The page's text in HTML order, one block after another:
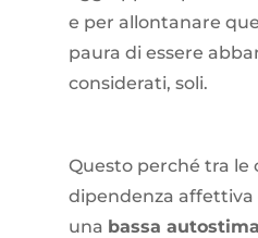
e per allontanare
paura di essere
considerati, soli.
Questo perché tra le
dipendenza affettiva
una bassa autostima